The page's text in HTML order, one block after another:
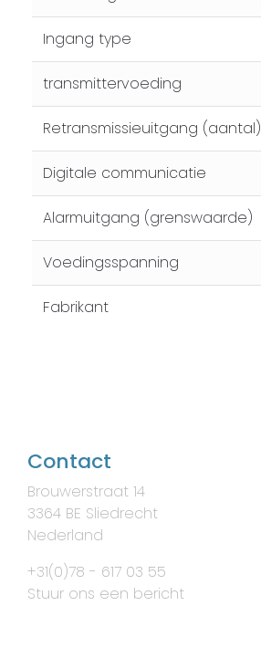
Ingang type
transmittervoeding
Retransmissieuitgang (aantal)
Digitale communicatie
Alarmuitgang (grenswaarde)
Voedingsspanning
Fabrikant
Contact
Brouwerstraat 14
3364 BE Sliedrecht
Nederland
+31(0)78 - 617 03 55
Stuur ons een bericht